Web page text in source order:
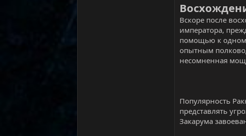
Вскоре после
императора,
помощью к
опытным
несомненная
Популярность
представлять
Закарума